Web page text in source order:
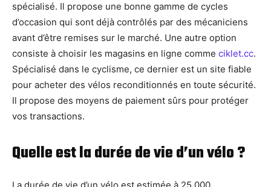
spécialisé. Il propose une bonne gamme de cycles
d’occasion qui sont déjà contrôlés par des mécaniciens
avant d’être remises sur le marché. Une autre option
consiste à choisir les magasins en ligne comme ciklet.cc.
Spécialisé dans le cyclisme, ce dernier est un site fiable
pour acheter des vélos reconditionnés en toute sécurité.
Il propose des moyens de paiement sûrs pour protéger
vos transactions.
Quelle est la durée de vie d’un vélo ?